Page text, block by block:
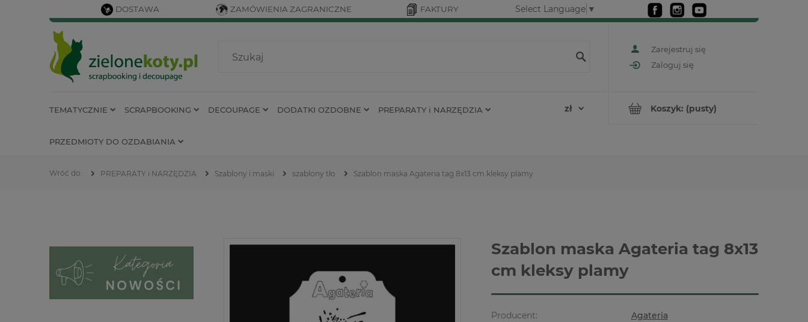
DOSTAWA ZAMÓWIENIA ZAGRANICZNE FAKTURY Select Language ▼
Zarejestruj się
Zaloguj się
Koszyk: (pusty)
TEMATYCZNIE SCRAPBOOKING DECOUPAGE DODATKI OZDOBNE PREPARATY i NARZĘDZIA
PRZEDMIOTY DO OZDABIANIA
PREPARATY i NARZĘDZIA Szablony i maski szablony tło Szablon maska Agateria tag 8x13 cm kleksy plamy
Szablon maska Agateria tag 8x13
cm kleksy plamy
Producent:
Agateria